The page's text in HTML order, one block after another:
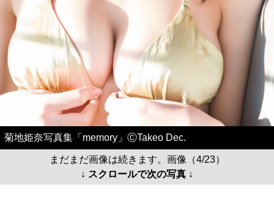
菊地姫奈写真集「memory」ⒸTakeo Dec.
まだまだ画像は続きます。画像（4/23）
↓ スクロールで次の写真 ↓